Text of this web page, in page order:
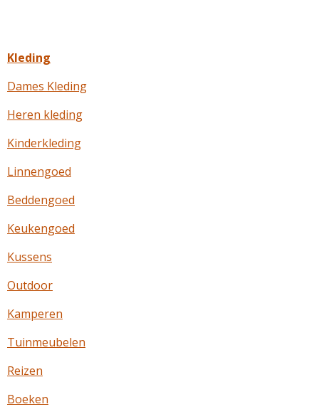
Kleding
Dames Kleding
Heren kleding
Kinderkleding
Linnengoed
Beddengoed
Keukengoed
Kussens
Outdoor
Kamperen
Tuinmeubelen
Reizen
Boeken